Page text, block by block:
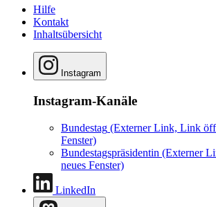
Hilfe
Kontakt
Inhaltsübersicht
Instagram
Instagram-Kanäle
Bundestag (Externer Link, Link
Fenster)
Bundestagspräsidentin (Externer
neues Fenster)
LinkedIn